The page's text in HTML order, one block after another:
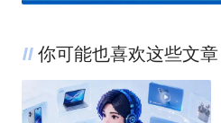
你可能也喜欢这些文章